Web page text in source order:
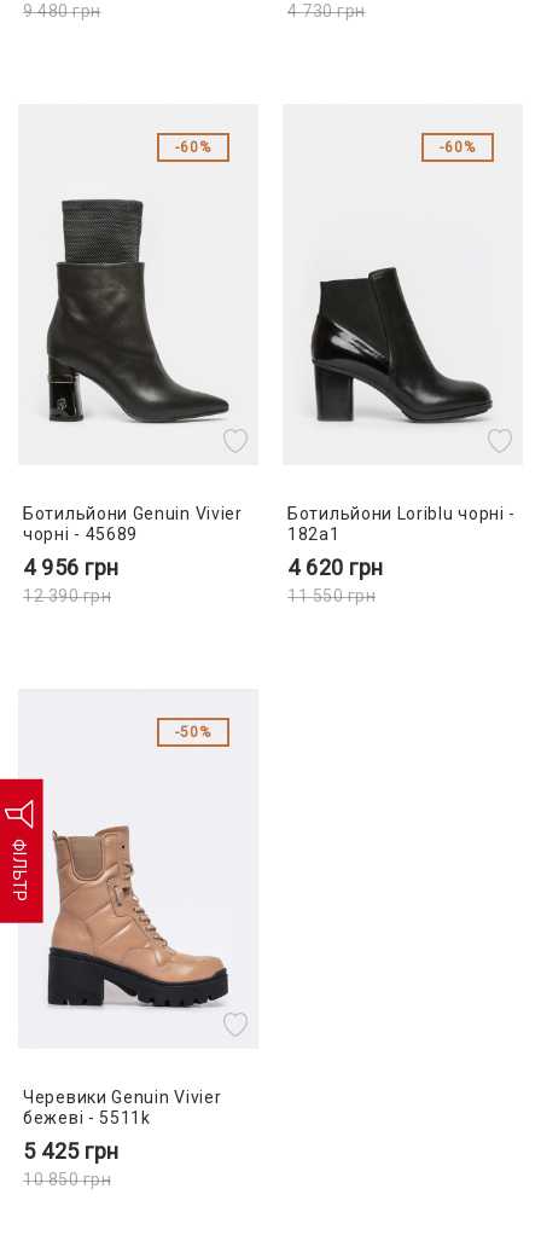
ФІЛЬТР
9 480грн 4 730грн
60%
Ботильйони Genuin Vivier
чорні - 45689
4 956 грн
12 390грн
60%
Ботильйони Loriblu чорні -
182a1
4 620 грн
11 550грн
50%
Черевики Genuin Vivier
бежеві - 5511k
5 425 грн
10 850грн